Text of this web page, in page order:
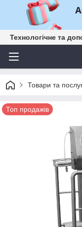
Технологічне та
Товари та
Топ продажів